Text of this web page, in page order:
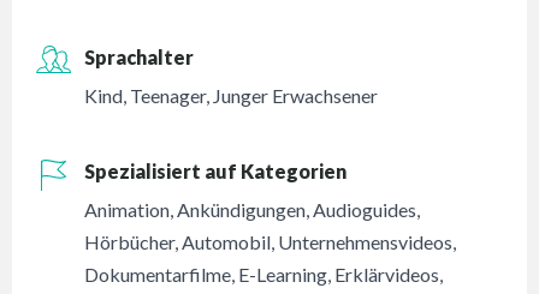
Sprachalter
Kind, Teenager, Junger Erwachsener
Spezialisiert auf Kategorien
Animation,Ankündigungen,Audioguides,
Hörbücher,Automobil, Unternehmensvideos,
Dokumentarfilme, E-Learning, Erklärvideos,